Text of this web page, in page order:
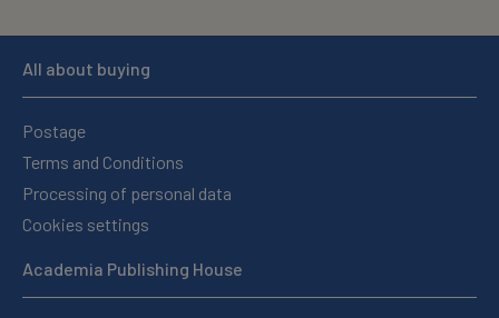
All about buying
Postage
Terms and Conditions
Processing of personal data
Cookies settings
Academia Publishing House